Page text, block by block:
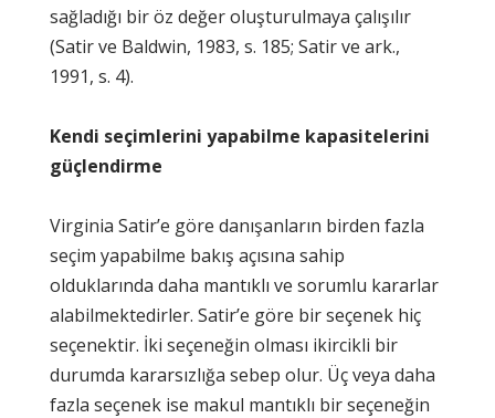
sağladığı bir öz değer oluşturulmaya çalışılır
(Satir ve Baldwin, 1983, s. 185; Satir ve ark.,
1991, s. 4).
Kendi seçimlerini yapabilme kapasitelerini
güçlendirme
Virginia Satir’e göre danışanların birden fazla
seçim yapabilme bakış açısına sahip
olduklarında daha mantıklı ve sorumlu kararlar
alabilmektedirler. Satir’e göre bir seçenek hiç
seçenektir. İki seçeneğin olması ikircikli bir
durumda kararsızlığa sebep olur. Üç veya daha
fazla seçenek ise makul mantıklı bir seçeneğin